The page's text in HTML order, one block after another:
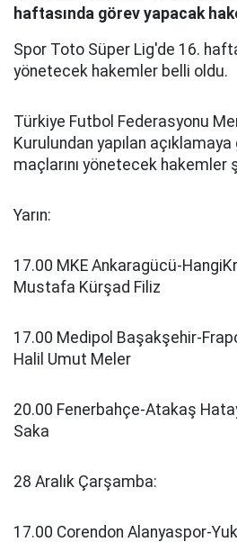
haftasında görev yapacak
Spor Toto Süper Lig'de 16.
yönetecek hakemler belli oldu.
Türkiye Futbol Federasyonu
Kurulundan yapılan
maçlarını yönetecek hakemler
Yarın:
17.00 MKE Ankaragücü-
Mustafa Kürşad Filiz
17.00 Medipol Başakşehir-
Halil Umut Meler
20.00 Fenerbahçe-Atakaş
Saka
28 Aralık Çarşamba:
17.00 Corendon Alanyaspor-